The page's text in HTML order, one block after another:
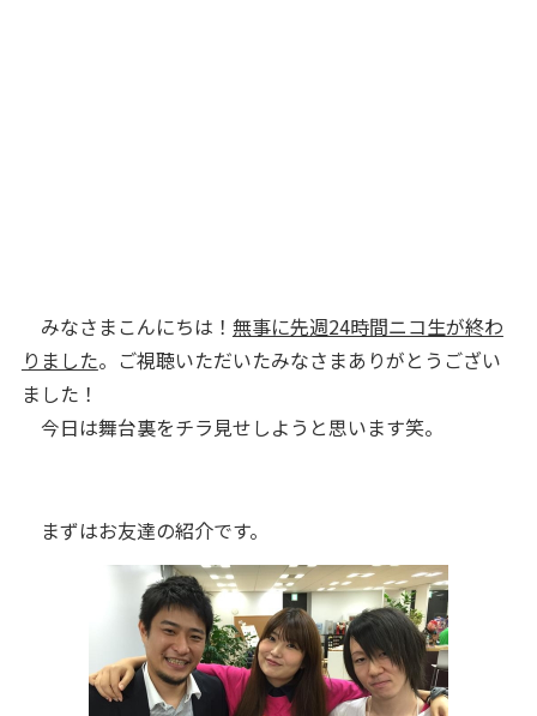
みなさまこんにちは！ 無事に先週24時間ニコ生が終わ
りました。ご視聴いただいたみなさまありがとうござい
ました！
今日は舞台裏をチラ見せしようと思います笑。
まずはお友達の紹介です。